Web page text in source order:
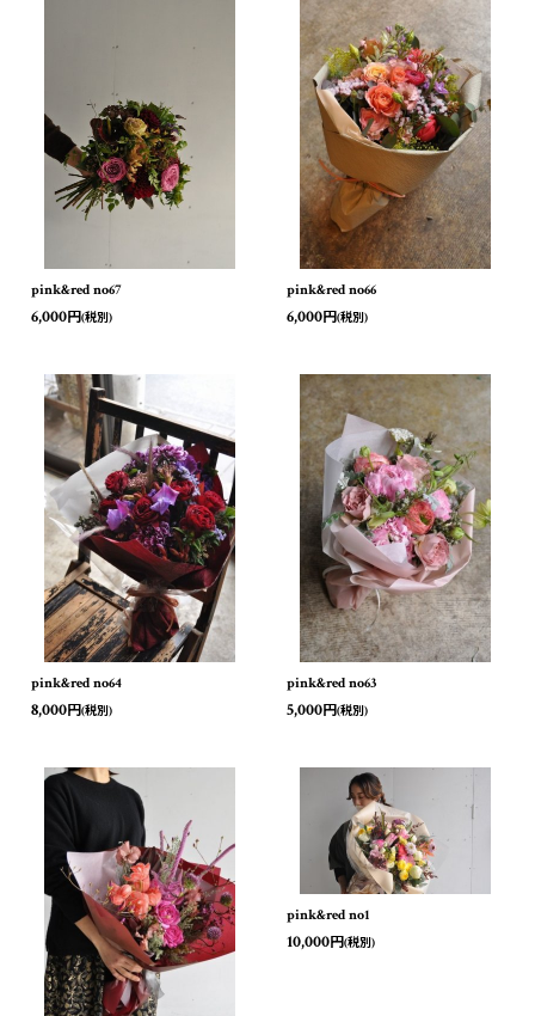
pink&red no67
6,000円(税別)
pink&red no66
6,000円(税別)
pink&red no64
8,000円(税別)
pink&red no63
5,000円(税別)
pink&red no1
10,000円(税別)